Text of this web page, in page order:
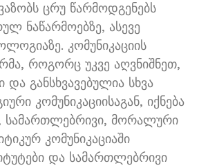
ცრუ წარმოდგენებს
ნაწარმოებზე, ასევე
კომუნიკაციის
როგორც უკვე აღვნიშნეთ,
და განსხვავებულია სხვა
კომუნიკაციისაგან, იქნება
სამართლებრივი, მორალური
კომუნიკაციაში
და სამართლებრივი